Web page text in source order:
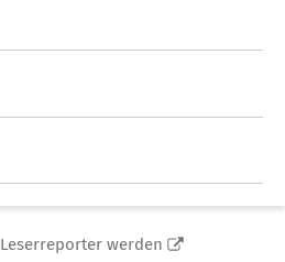
Leserreporter werden